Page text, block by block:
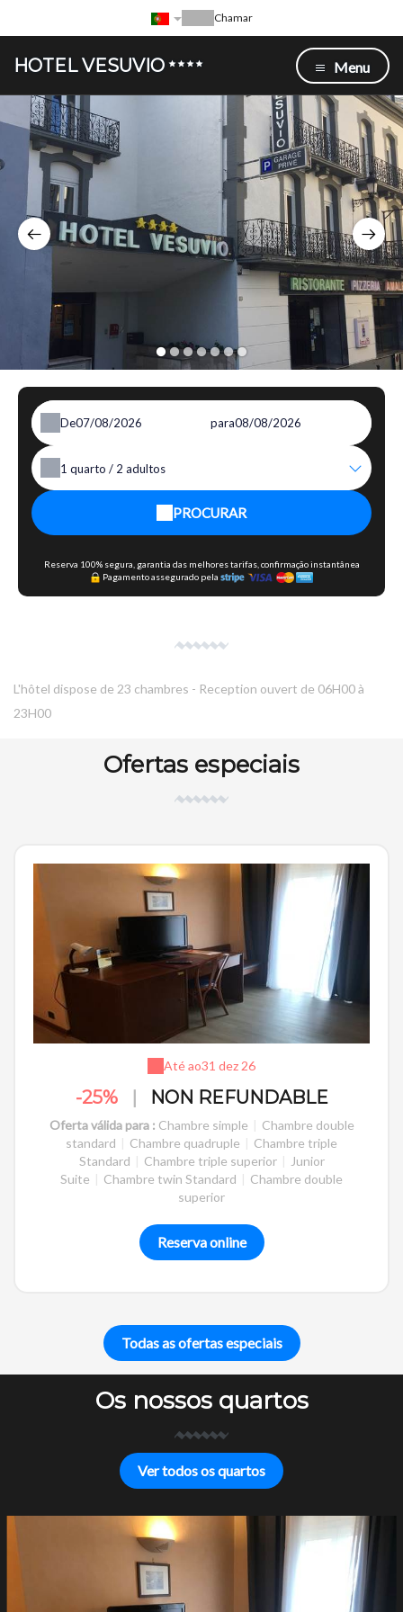
Chamar
HOTEL VESUVIO Menu
1 2 3 4 5 6 7
De para
1 quarto / 2 adultos
PROCURAR
Reserva 100% segura, garantia das melhores tarifas, confirmação instantânea
Pagamento assegurado pela
L'hôtel dispose de 23 chambres - Reception ouvert de 06H00 à
23H00
Ofertas especiais
Até ao31 dez 26
-25% NON REFUNDABLE
Oferta válida para : Chambre simple
Chambre double
standard
Chambre quadruple
Chambre triple
Standard
Chambre triple superior
Junior
Suite
Chambre twin Standard
Chambre double
superior
Reserva online
Todas as ofertas especiais
Os nossos quartos
Ver todos os quartos